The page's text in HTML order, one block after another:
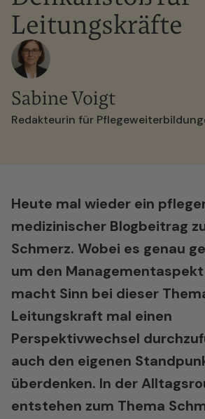
Leitungskräfte
Sabine Voigt
Redakteurin für
Heute mal wieder ein
medizinischer Blogbeitrag
Schmerz. Wobei es genau
um den Managementaspekt
macht Sinn bei dieser
Leitungskraft mal einen
Perspektivwechsel
auch den eigenen
überdenken. In der
entstehen zum Thema